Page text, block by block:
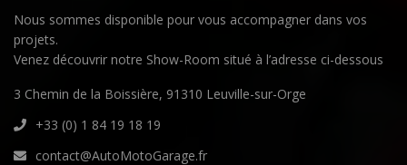
Nous sommes disponible pour vous accompagner dans vos
projets.
Venez découvrir notre Show-Room situé à l’adresse ci-dessous
3 Chemin de la Boissière, 91310 Leuville-sur-Orge
+33 (0) 1 84 19 18 19
contact@AutoMotoGarage.fr